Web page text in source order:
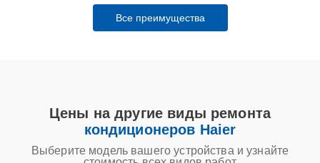
Все преимущества
Цены на другие виды ремонта
кондиционеров Haier
Выберите модель вашего устройства и узнайте